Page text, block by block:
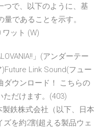
つで、以下のように、基
であることを示す。
ワット (W)
」(アンダーテー
Link Sound(フュー
ダウンロード！ こちらの
だけます。(403)
鉄株式会社（以下、日本
を約2割超える製品ウェ